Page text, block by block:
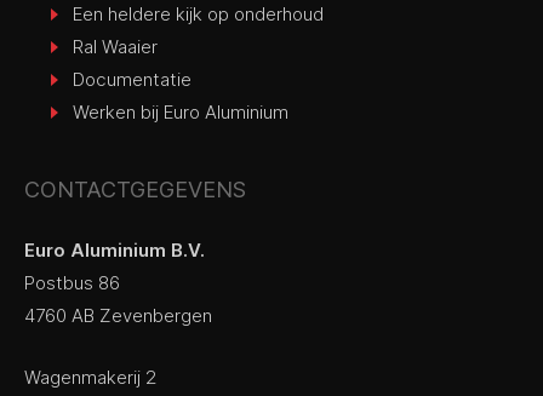
Een heldere kijk op onderhoud
Ral Waaier
Documentatie
Werken bij Euro Aluminium
CONTACTGEGEVENS
Euro Aluminium B.V.
Postbus 86
4760 AB Zevenbergen
Wagenmakerij 2